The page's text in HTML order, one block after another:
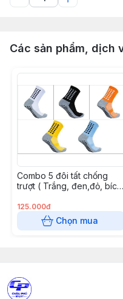
Các sản phẩm, dịch
Combo 5 đôi tất chống
trượt ( Trắng, đen,đỏ, bích,
125.000đ
Chọn mua